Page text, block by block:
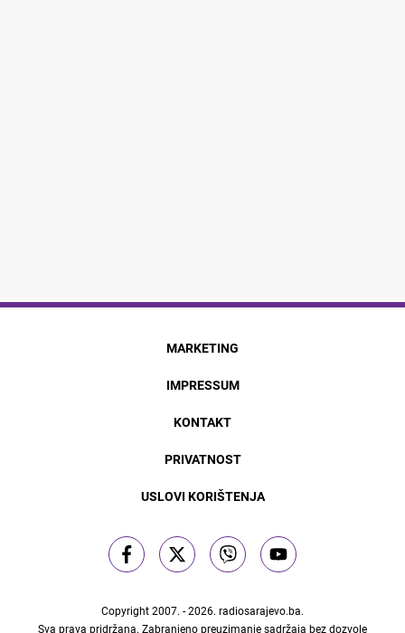
MARKETING
IMPRESSUM
KONTAKT
PRIVATNOST
USLOVI KORIŠTENJA
Copyright 2007. - 2026. radiosarajevo.ba.
Sva prava pridržana. Zabranjeno preuzimanje sadržaja bez dozvole